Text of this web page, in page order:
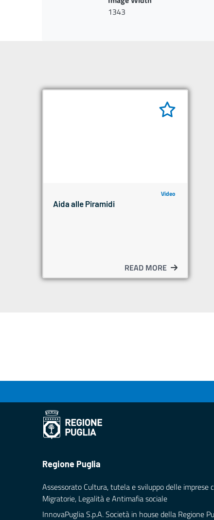
1343
Video
Aida alle Piramidi
READ MORE
Regione Puglia
Assessorato Cultura, tutela e sviluppo delle imprese
Migratorie, Legalità e Antimafia sociale
InnovaPuglia S.p.A. Società in house della Regione